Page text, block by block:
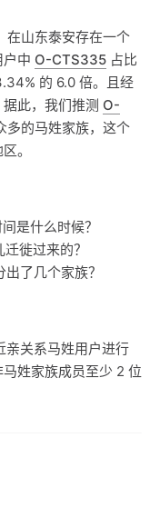
在山东泰安存在一个
中 O-CTS335 占比
的 6.0 倍。且经
此，我们推测 O-
多的马姓家族，这个
。
是什么时候？
徙过来的？
了几个家族？
亲关系马姓用户进行
姓家族成员至少 2 位